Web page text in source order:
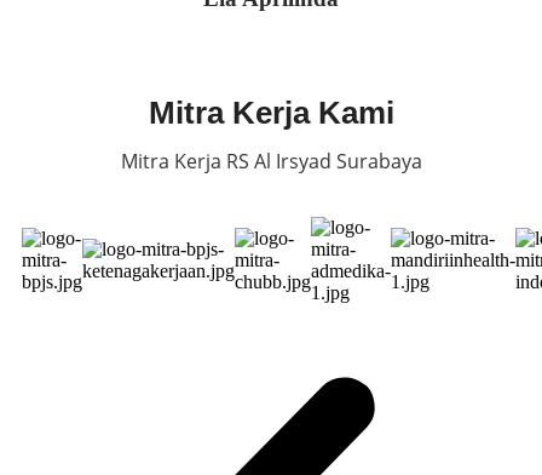
Mitra Kerja Kami
Mitra Kerja RS Al Irsyad Surabaya